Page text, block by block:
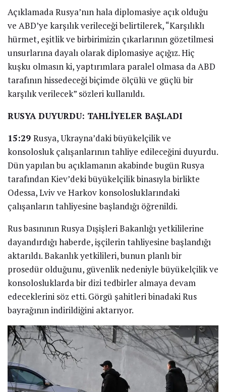
Açıklamada Rusya’nın hala diplomasiye açık olduğu
ve ABD’ye karşılık verileceği belirtilerek, “Karşılıklı
hürmet, eşitlik ve birbirimizin çıkarlarının gözetilmesi
unsurlarına dayalı olarak diplomasiye açığız. Hiç
kuşku olmasın ki, yaptırımlara paralel olmasa da ABD
tarafının hissedeceği biçimde ölçülü ve güçlü bir
karşılık verilecek” sözleri kullanıldı.
RUSYA DUYURDU: TAHLİYELER BAŞLADI
15:29 Rusya, Ukrayna’daki büyükelçilik ve
konsolosluk çalışanlarının tahliye edileceğini duyurdu.
Dün yapılan bu açıklamanın akabinde bugün Rusya
tarafından Kiev’deki büyükelçilik binasıyla birlikte
Odessa, Lviv ve Harkov konsolosluklarındaki
çalışanların tahliyesine başlandığı öğrenildi.
Rus basınının Rusya Dışişleri Bakanlığı yetkililerine
dayandırdığı haberde, işçilerin tahliyesine başlandığı
aktarıldı. Bakanlık yetkilileri, bunun planlı bir
prosedür olduğunu, güvenlik nedeniyle büyükelçilik ve
konsolosluklarda bir dizi tedbirler almaya devam
edeceklerini söz etti. Görgü şahitleri binadaki Rus
bayrağının indirildiğini aktarıyor.